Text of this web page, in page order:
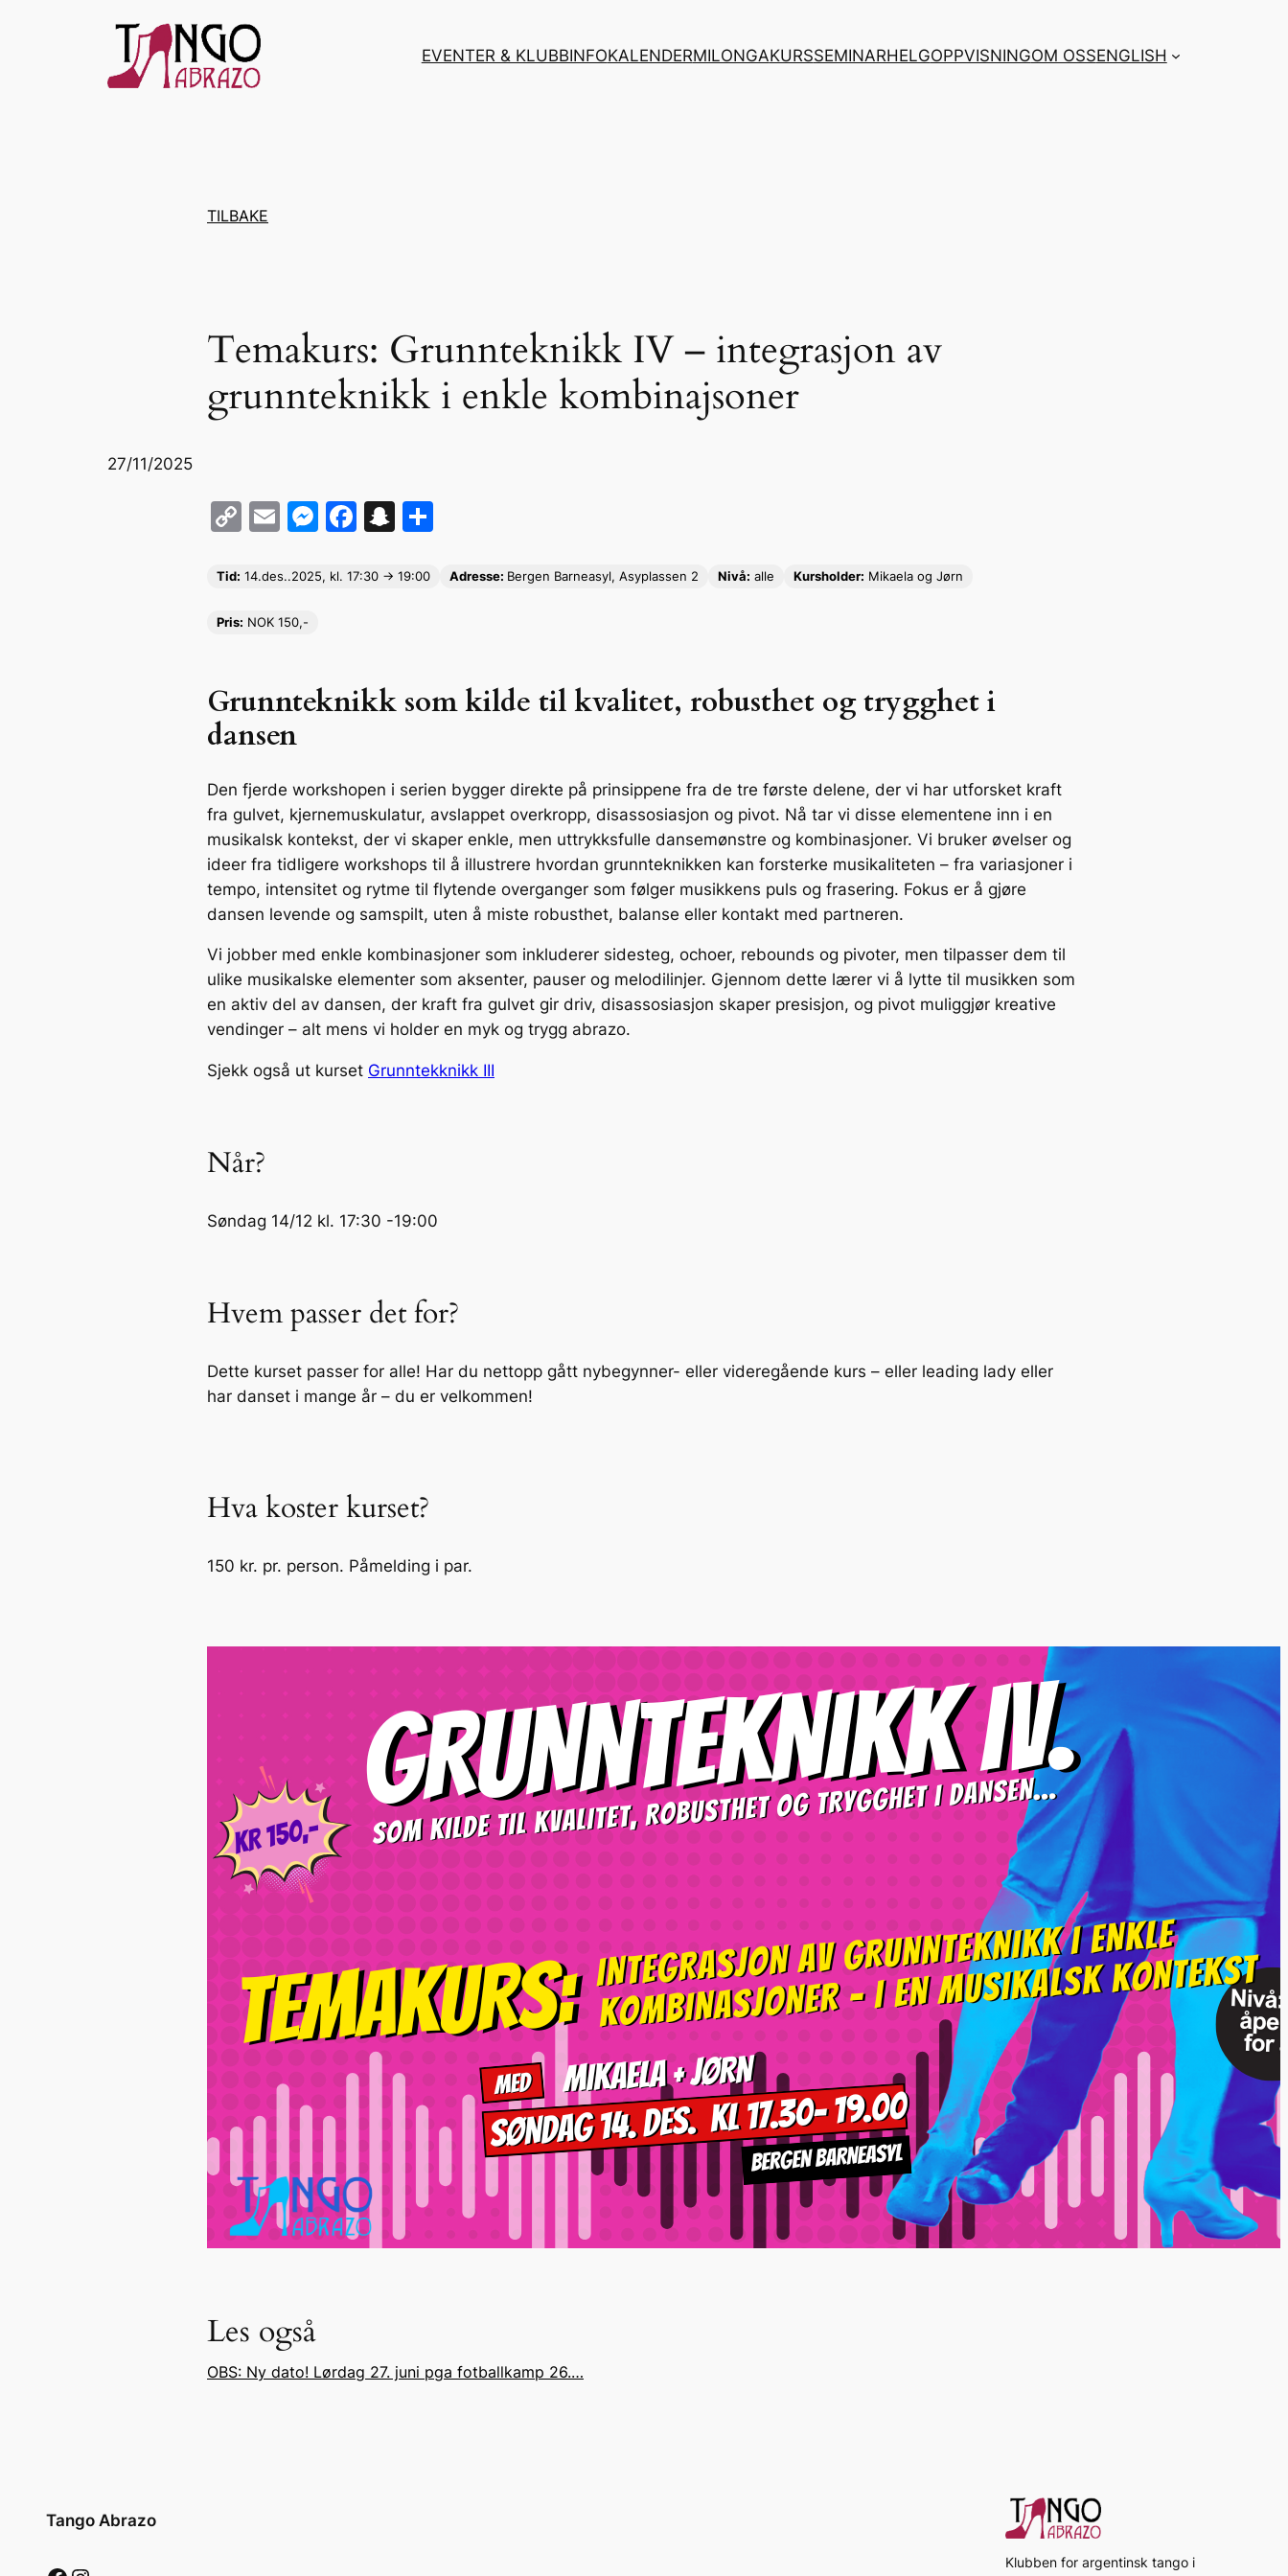
EVENTER & KLUBBINFOKALENDERMILONGAKURSSEMINARHELGOPPVISNINGOM OSSENGLISH
TILBAKE
Temakurs: Grunnteknikk IV – integrasjon av
grunnteknikk i enkle kombinajsoner
27/11/2025
C
p
y
Li
k
E
ai
l
M
s
g
F
c
o
S
a
at
ar
Tid: 14.des..2025, kl. 17:30 -> 19:00 Adresse: Bergen Barneasyl, Asyplassen 2 Nivå: alle Kursholder: Mikaela og Jørn
Pris: NOK 150,-
Grunnteknikk som kilde til kvalitet, robusthet og trygghet i
dansen
Den fjerde workshopen i serien bygger direkte på prinsippene fra de tre første delene, der vi har utforsket kraft
fra gulvet, kjernemuskulatur, avslappet overkropp, disassosiasjon og pivot. Nå tar vi disse elementene inn i en
musikalsk kontekst, der vi skaper enkle, men uttrykksfulle dansemønstre og kombinasjoner. Vi bruker øvelser og
ideer fra tidligere workshops til å illustrere hvordan grunnteknikken kan forsterke musikaliteten – fra variasjoner i
tempo, intensitet og rytme til flytende overganger som følger musikkens puls og frasering. Fokus er å gjøre
dansen levende og samspilt, uten å miste robusthet, balanse eller kontakt med partneren.
Vi jobber med enkle kombinasjoner som inkluderer sidesteg, ochoer, rebounds og pivoter, men tilpasser dem til
ulike musikalske elementer som aksenter, pauser og melodilinjer. Gjennom dette lærer vi å lytte til musikken som
en aktiv del av dansen, der kraft fra gulvet gir driv, disassosiasjon skaper presisjon, og pivot muliggjør kreative
vendinger – alt mens vi holder en myk og trygg abrazo.
Sjekk også ut kurset Grunntekknikk III
Når?
Søndag 14/12 kl. 17:30 -19:00
Hvem passer det for?
Dette kurset passer for alle! Har du nettopp gått nybegynner- eller videregående kurs – eller leading lady eller
har danset i mange år – du er velkommen!
Hva koster kurset?
150 kr. pr. person. Påmelding i par.
Ønsker du å melde deg på?
Klikk på knappen under for mer informasjon
om pris, medlemskap og vilkår til betaling.
Du kan også følge oss på sosiale medier for
å holde deg oppdatert.
Les også
OBS: Ny dato! Lørdag 27. juni pga fotballkamp 26.…
Tango Abrazo
Klubben for argentinsk tango i